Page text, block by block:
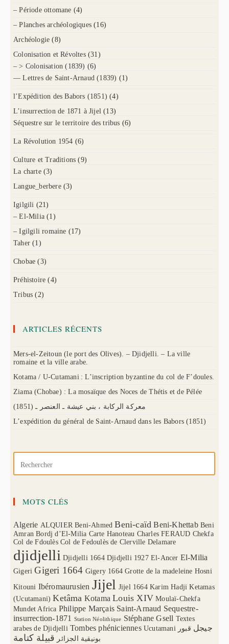
– Période ottomane (4)
– Planches archéologiques (16)
Archéologie (8)
Colonisation et Révoltes (31)
– > Colonisation (1839) (6)
— Lettres de Saint-Arnaud (1839) (1)
l’Expédition des Babors (1851) (4)
L’insurrection de 1871 à Jijel (13)
Séquestre sur le territoire des tribus (6)
La Révolution 1954 (6)
Culture et Traditions (9)
La charte (3)
Langue_berbere (3)
Igilgili (21)
– El-Milia (1)
– Igilgili romaine (17)
Taher (1)
Chobae (3)
Préhistoire (4)
Tribus (2)
ARTICLES RÉCENTS
Mers-el-Zeitoun (le port des Olives). – Djidjelli. – La ville
romaine et la ville arabe.
Kotama / U-Cutamani : L’inscription byzantine du col de F’doules.
Ziama (Chobae) : La mosaïque des Noces de Thétis et de Pélée
(1851) معركة الركابة ، بني عيشة ـ العنصر ـ
L’expédition du général de Saint-Arnaud dans les Babors (1851)
MOTS CLÉS
Algerie ALQUIER Beni-Ahmed Beni-caïd Beni-Khettab Beni
Amran Bordj d’El-Milia Carte Hanoteau Charles FERAUD Chekfa
Col de Fdoulès Col de Fedoulès de Clerville Delamare
djidjelli Djidjelli 1664 Djidjelli 1927 El-Ancer El-Milia
Gigeri Gigeri 1664 Gigery 1664 Grotte de la madeleine Hosni
Kitouni Ibéromaurusien Jijel Jijel 1664 Karim Hadji Ketamas
(Ucutamani) Ketâma Kotama Louis XIV Moulaï-Chekfa
Mundet Africa Philippe Marçais Saint-Arnaud Sequestre-
insurrection-1871
Station Néolithique Stéphane Gsell Textes
arabes de Djidjelli Tombes phéniciennes Ucutamani جيجل قبور
بونيقية الجزائر قبيلة كتامة